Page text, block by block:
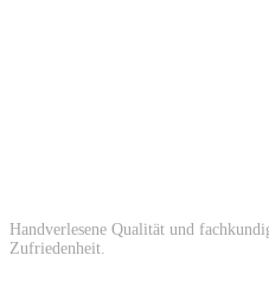
Handverlesene Qualität und
Zufriedenheit.